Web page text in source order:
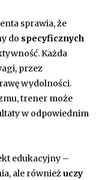
sprawia, że
do specyficznych
Każda
przez
wydolności.
trener może
w odpowiednim
edukacyjny –
ale równieżuczy